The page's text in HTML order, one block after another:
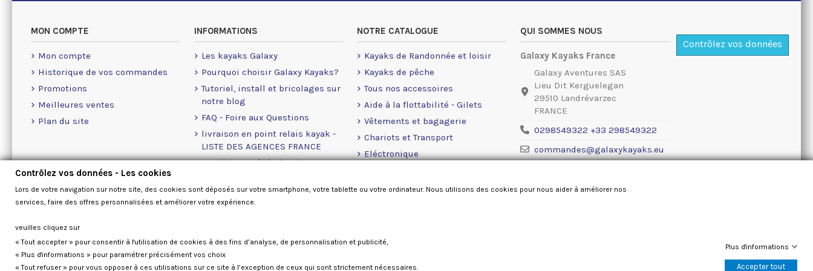
MON COMPTE
Mon compte
Historique de vos commandes
Promotions
Meilleures ventes
Plan du site
INFORMATIONS
Les kayaks Galaxy
Pourquoi choisir Galaxy Kayaks?
Tutoriel, install et bricolages sur
notre blog
FAQ - Foire aux Questions
livraison en point relais kayak -
LISTE DES AGENCES FRANCE
Conditions générales de ventes
Nous contacter
NOTRE CATALOGUE
Kayaks de Randonnée et loisir
Kayaks de pêche
Tous nos accessoires
Aide à la flottabilité - Gilets
Vêtements et bagagerie
Chariots et Transport
Eléctronique
Accastillage Railblaza
QUI SOMMES NOUS
Galaxy Kayaks France
Galaxy Aventures SAS
Lieu Dit Kerguelegan
29510 Landrévarzec
FRANCE
0298549322 +33 298549322
commandes@galaxykayaks.eu
Contrôlez vos données
Contrôlez vos données - Les cookies
Lors de votre navigation sur notre site, des cookies sont déposés sur votre smartphone, votre tablette ou votre ordinateur. Nous utilisons des cookies pour nous aider à améliorer nos
services, faire des offres personnalisées et améliorer votre expérience.
veuilles cliquez sur
« Tout accepter » pour consentir à l'utilisation de cookies à des fins d’analyse, de personnalisation et publicité,
« Plus d'informations » pour paramétrer précisément vos choix
« Tout refuser » pour vous opposer à ces utilisations sur ce site à l’exception de ceux qui sont strictement nécessaires.
Plus d'informations
Accepter tout